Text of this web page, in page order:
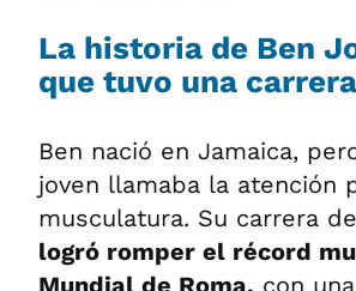
La historia de Ben
que tuvo una
Ben nació en Jamaica,
joven llamaba la atención
musculatura. Su carrera
logró romper el récord
Mundial de Roma, con